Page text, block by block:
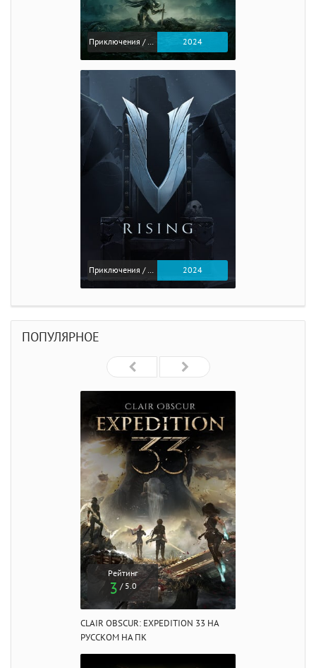
Приключения / Экшен / Ролевые 2024
Приключения / Экшен 2024
ПОПУЛЯРНОЕ
Рейтинг
3 / 5.0
CLAIR OBSCUR: EXPEDITION 33 НА
РУССКОМ НА ПК